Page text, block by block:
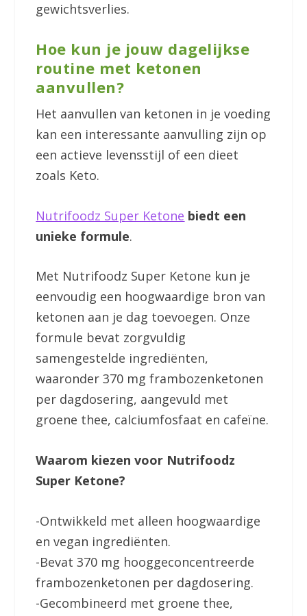
gewichtsverlies.
Hoe kun je jouw dagelijkse
routine met ketonen
aanvullen?
Het aanvullen van ketonen in je voeding
kan een interessante aanvulling zijn op
een actieve levensstijl of een dieet
zoals Keto.
Nutrifoodz Super Ketone biedt een
unieke formule.
Met Nutrifoodz Super Ketone kun je
eenvoudig een hoogwaardige bron van
ketonen aan je dag toevoegen. Onze
formule bevat zorgvuldig
samengestelde ingrediënten,
waaronder 370 mg frambozenketonen
per dagdosering, aangevuld met
groene thee, calciumfosfaat en cafeïne.
Waarom kiezen voor Nutrifoodz
Super Ketone?
-Ontwikkeld met alleen hoogwaardige
en vegan ingrediënten.
-Bevat 370 mg hooggeconcentreerde
frambozenketonen per dagdosering.
-Gecombineerd met groene thee,